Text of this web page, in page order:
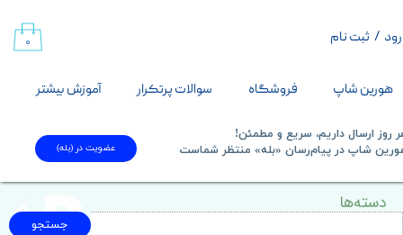
هورین شاپ فروشگاه سوالات پرتکرار آموزش بیشتر
/ ثبت نام
حساب کاربری من
تغییر گذر واژه
خروج از حساب کاربری
۰
جستجو
روز ارسال داریم، سریع و مطمئن!
شاپ در پیام‌رسان «بله» منتظر شماست​​​​​​​
عضویت در (بله)
دسته‌ها